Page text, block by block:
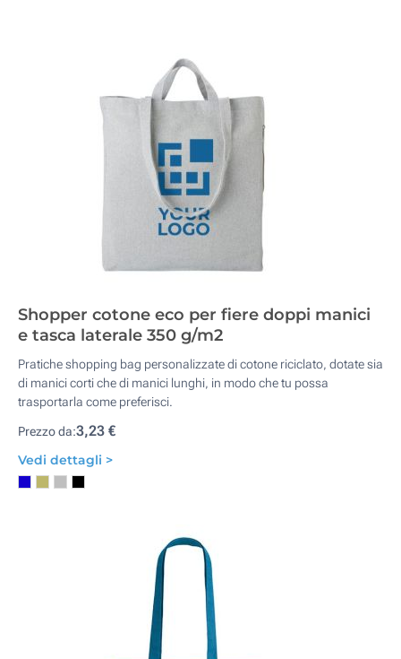
Shopper cotone eco per fiere doppi manici
e tasca laterale 350 g/m2
Pratiche shopping bag personalizzate di cotone riciclato, dotate sia
di manici corti che di manici lunghi, in modo che tu possa
trasportarla come preferisci.
Prezzo da:3,23 €
Vedi dettagli >